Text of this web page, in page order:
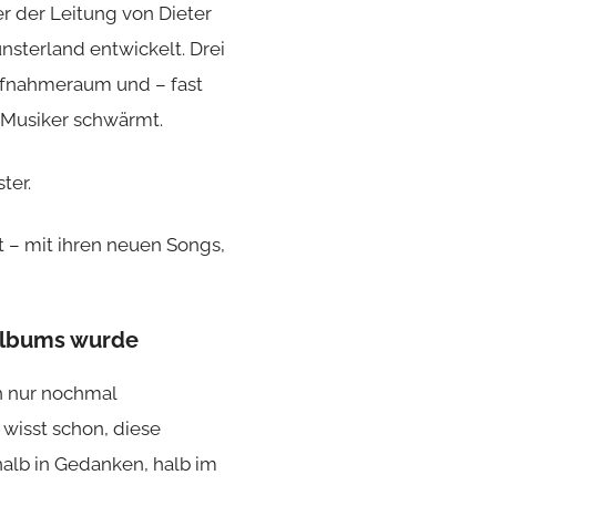
der Leitung von Dieter
entwickelt. Drei
und – fast
schwärmt.
– mit ihren neuen Songs,
wurde
nur nochmal
schon, diese
in Gedanken, halb im